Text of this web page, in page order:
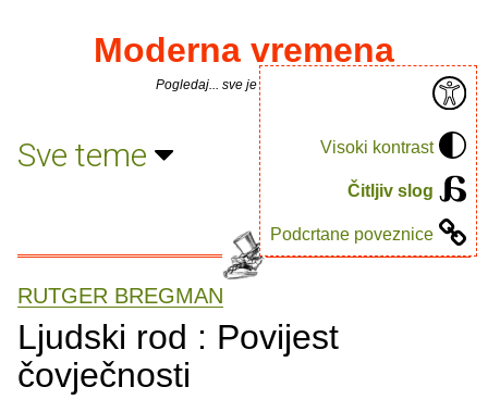
Visoki kontrast
Čitljiv slog
Podcrtane poveznice
Moderna vremena
Pogledaj... sve je puno knjiga.
Sve teme
RUTGER BREGMAN
Ljudski rod : Povijest
čovječnosti